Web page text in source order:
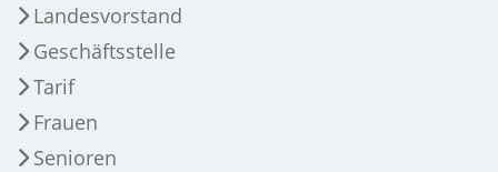
Landesvorstand
Geschäftsstelle
Tarif
Frauen
Senioren